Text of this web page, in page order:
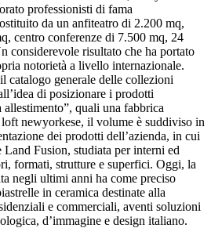
professionisti di fama
da un anfiteatro di 2.200 mq,
centro conferenze di 7.500 mq, 24
considerevole risultato che ha portato
notorietà a livello internazionale.
catalogo generale delle collezioni
di posizionare i prodotti
allestimento”, quali una fabbrica
newyorkese, il volume è suddiviso in
dei prodotti dell’azienda, in cui
Fusion, studiata per interni ed
formati, strutture e superfici. Oggi, la
negli ultimi anni ha come preciso
in ceramica destinate alla
e commerciali, aventi soluzioni
d’immagine e design italiano.